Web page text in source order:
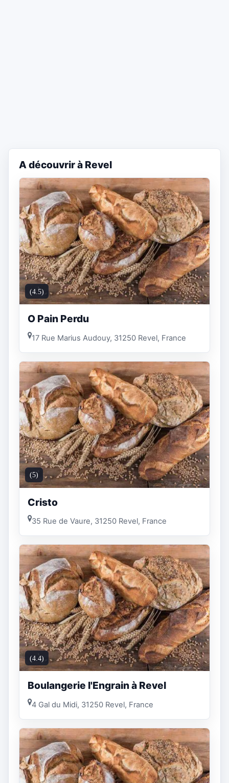
A découvrir à Revel
(4.5)
O Pain Perdu
17 Rue Marius Audouy, 31250 Revel, France
(5)
Cristo
35 Rue de Vaure, 31250 Revel, France
(4.4)
Boulangerie l'Engrain à Revel
4 Gal du Midi, 31250 Revel, France